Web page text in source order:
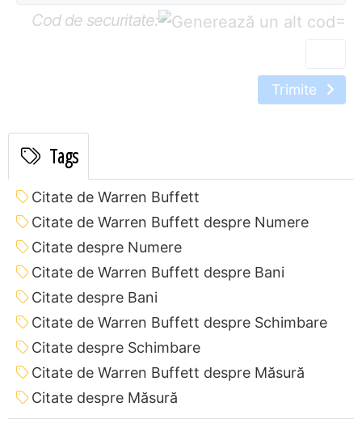
Cod de securitate: =
Trimite
Tags
Citate de Warren Buffett
Citate de Warren Buffett despre Numere
Citate despre Numere
Citate de Warren Buffett despre Bani
Citate despre Bani
Citate de Warren Buffett despre Schimbare
Citate despre Schimbare
Citate de Warren Buffett despre Măsură
Citate despre Măsură